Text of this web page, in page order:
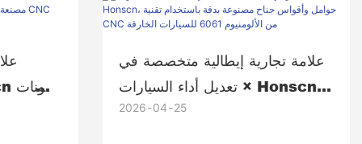
علامة تجارية إيطالية متخصصة في
تعديل أداء السيارات × Honscn،
حوامل وأقواس جناح مصنوعة بدقة
2026 04 25